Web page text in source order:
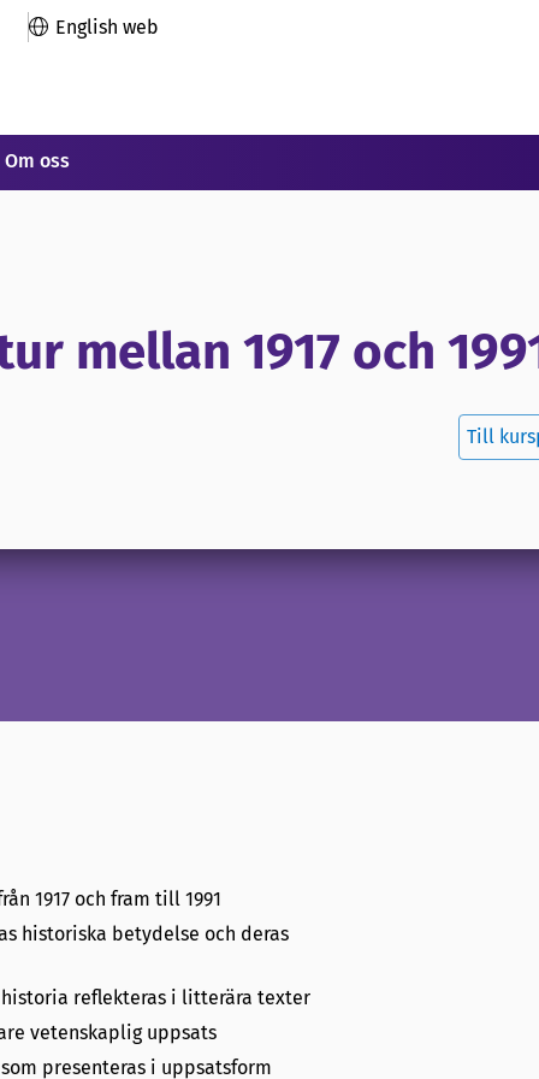
English web
Om oss
mellan 1917 och
Till
1917 och fram till 1991
historiska betydelse och deras
reflekteras i litterära texter
vetenskaplig uppsats
presenteras i uppsatsform